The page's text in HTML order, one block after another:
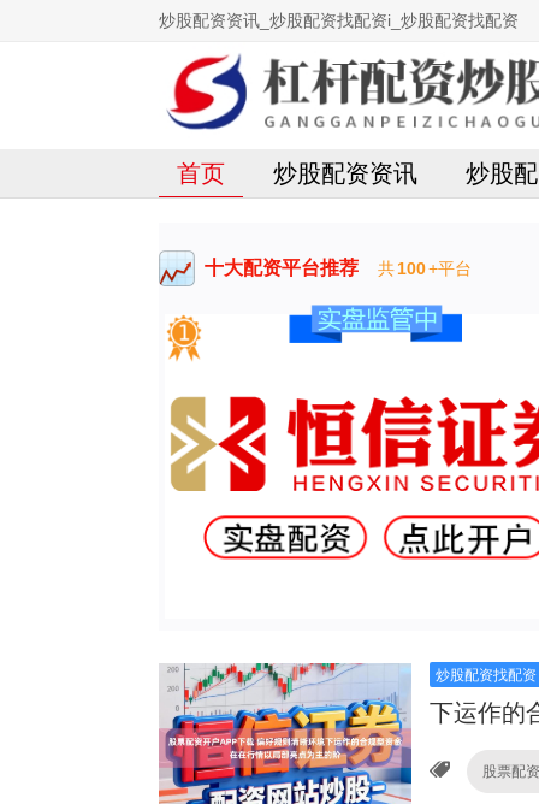
炒股配资资讯_炒股配资找配资i_炒股配资找配资
首页 炒股配资资讯 炒股
十大配资平台推荐 共100+平台
炒股配资找配资
下运作的
股票配